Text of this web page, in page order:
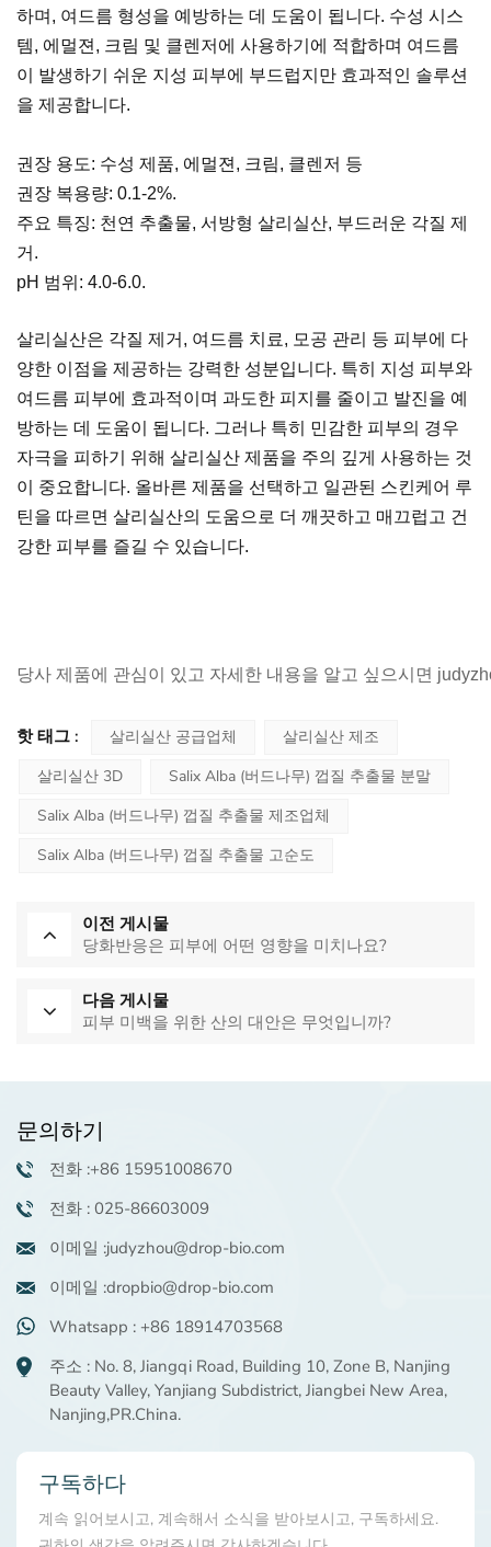
하며, 여드름 형성을 예방하는 데 도움이 됩니다. 수성 시스
템, 에멀젼, 크림 및 클렌저에 사용하기에 적합하며 여드름
이 발생하기 쉬운 지성 피부에 부드럽지만 효과적인 솔루션
을 제공합니다.
권장 용도: 수성 제품, 에멀젼, 크림, 클렌저 등
권장 복용량: 0.1-2%.
주요 특징: 천연 추출물, 서방형 살리실산, 부드러운 각질 제
거.
pH 범위: 4.0-6.0.
살리실산은 각질 제거, 여드름 치료, 모공 관리 등 피부에 다
양한 이점을 제공하는 강력한 성분입니다. 특히 지성 피부와
여드름 피부에 효과적이며 과도한 피지를 줄이고 발진을 예
방하는 데 도움이 됩니다. 그러나 특히 민감한 피부의 경우
자극을 피하기 위해 살리실산 제품을 주의 깊게 사용하는 것
이 중요합니다. 올바른 제품을 선택하고 일관된 스킨케어 루
틴을 따르면 살리실산의 도움으로 더 깨끗하고 매끄럽고 건
강한 피부를 즐길 수 있습니다.
당사 제품에 관심이 있고 자세한 내용을 알고 싶으시면
핫 태그 : 살리실산 공급업체
살리실산 제조
살리실산 3D
Salix Alba (버드나무) 껍질 추출물 분말
Salix Alba (버드나무) 껍질 추출물 제조업체
Salix Alba (버드나무) 껍질 추출물 고순도
이전 게시물
당화반응은 피부에 어떤 영향을 미치나요?
다음 게시물
피부 미백을 위한 산의 대안은 무엇입니까?
문의하기
전화 :+86 15951008670
전화 : 025-86603009
이메일 :judyzhou@drop-bio.com
이메일 :dropbio@drop-bio.com
Whatsapp : +86 18914703568
주소 : No. 8, Jiangqi Road, Building 10, Zone B, Nanjing
Beauty Valley, Yanjiang Subdistrict, Jiangbei New Area,
Nanjing,PR.China.
구독하다
계속 읽어보시고, 계속해서 소식을 받아보시고, 구독하세요.